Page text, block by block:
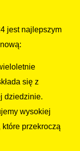
jest najlepszym
się z
dziedzinie.
wysokiej
przekroczą